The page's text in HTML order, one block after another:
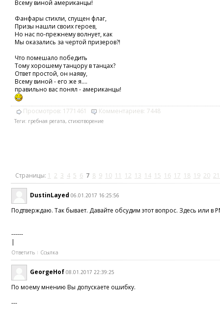
Всему виной американцы!
Фанфары стихли, спущен флаг,
Призы нашли своих героев,
Но нас по-прежнему волнует, как
Мы оказались за чертой призеров?!
Что помешало победить
Тому хорошему танцору в танцах?
Ответ простой, он наяву,
Всему виной - его же я....
правильно вас понял - американцы!
Просмотров: 1771461 Комментариев: 7448
Теги: гребная регата, стихотворение
Страницы: 1 2 3 4 5 6 7 8 9 10 11 12 13 14 15 16 17 18 19 20 21
DustinLayed 06.01.2017 16:25:56
Подтверждаю. Так бывает. Давайте обсудим этот вопрос. Здесь или в
------
|
Ответить Ссылка
GeorgeHof 08.01.2017 22:39:25
По моему мнению Вы допускаете ошибку.
---